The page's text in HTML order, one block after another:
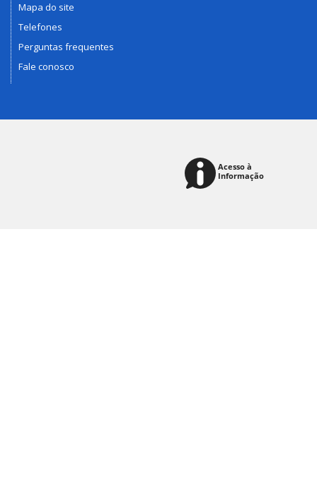
Mapa do site
Telefones
Perguntas frequentes
Fale conosco